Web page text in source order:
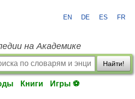
EN DE ES FR
на Академике
Найти!
Книги Игры ⚽